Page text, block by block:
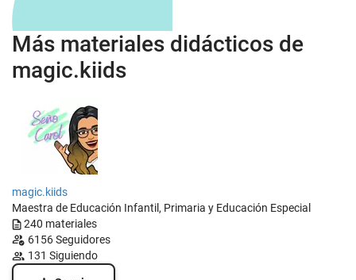
Más materiales didácticos de
magic.kiids
magic.kiids
Maestra de Educación Infantil, Primaria y Educación Especial
240 materiales
6156Seguidores
131 Siguiendo